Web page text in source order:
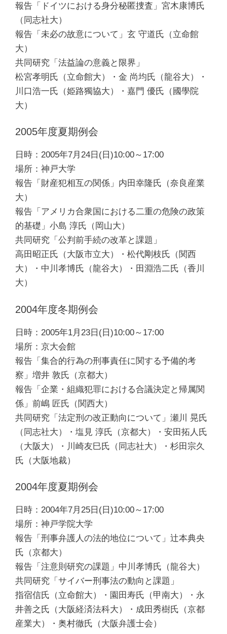
報告「ドイツにおける身分秘匿捜査」宮木康博氏
（同志社大）
報告「未必の故意について」玄 守道氏（立命館
大）
共同研究「法益論の意義と限界」
松宮孝明氏（立命館大）・金 尚均氏（龍谷大）・
川口浩一氏（姫路獨協大）・嘉門 優氏（國學院
大）
2005年度夏期例会
日時：2005年7月24日(日)10:00～17:00
場所：神戸大学
報告「財産犯相互の関係」内田幸隆氏（奈良産業
大）
報告「アメリカ合衆国における二重の危険の政策
的基礎」小島 淳氏（岡山大）
共同研究「公判前手続の改革と課題」
高田昭正氏（大阪市立大）・松代剛枝氏（関西
大）・中川孝博氏（龍谷大）・田淵浩二氏（香川
大）
2004年度冬期例会
日時：2005年1月23日(日)10:00～17:00
場所：京大会館
報告「集合的行為の刑事責任に関する予備的考
察」増井 敦氏（京都大）
報告「企業・組織犯罪における合議決定と帰属関
係」前嶋 匠氏（関西大）
共同研究「法定刑の改正動向について」瀬川 晃氏
（同志社大）・塩見 淳氏（京都大）・安田拓人氏
（大阪大）・川崎友巳氏（同志社大）・杉田宗久
氏（大阪地裁）
2004年度夏期例会
日時：2004年7月25日(日)10:00～17:00
場所：神戸学院大学
報告「刑事弁護人の法的地位について」辻本典央
氏（京都大）
報告「注意則研究の課題」中川孝博氏（龍谷大）
共同研究「サイバー刑事法の動向と課題」
指宿信氏（立命館大）・園田寿氏（甲南大）・永
井善之氏（大阪経済法科大）・成田秀樹氏（京都
産業大）・奥村徹氏（大阪弁護士会）